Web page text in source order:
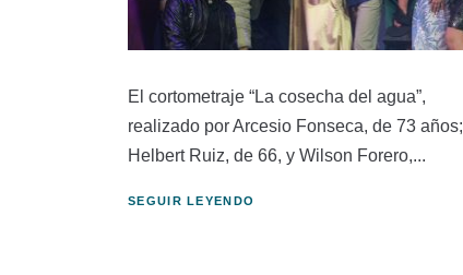
El cortometraje “La cosecha del agua”,
realizado por Arcesio Fonseca, de 73 años;
Helbert Ruiz, de 66, y Wilson Forero,...
SEGUIR LEYENDO